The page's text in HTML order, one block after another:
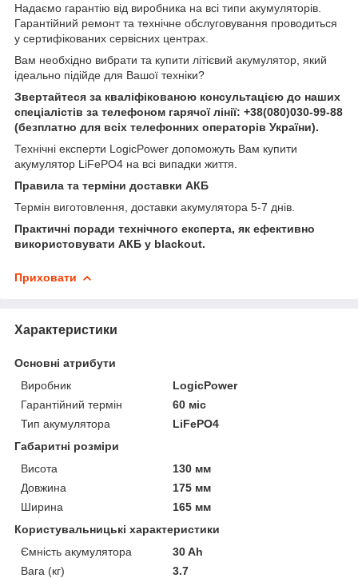
Надаємо гарантію від виробника на всі типи акумуляторів.
Гарантійний ремонт та технічне обслуговування проводиться
у сертифікованих сервісних центрах.
Вам необхідно вибрати та купити літієвий акумулятор, який
ідеально підійде для Вашої техніки?
Звертайтеся за кваліфікованою консультацією до наших
спеціалістів за телефоном гарячої лінії: +38(080)030-99-88
(безплатно для всіх телефонних операторів України).
Технічні експерти LogicPower допоможуть Вам купити
акумулятор LiFePO4 на всі випадки життя.
Правила та терміни доставки АКБ
Термін виготовлення, доставки акумулятора 5-7 днів.
Практичні поради технічного експерта, як ефективно
використовувати АКБ у blackout.
Приховати
Характеристики
Основні атрибути
Виробник
LogicPower
Гарантійний термін
60 міс
Тип акумулятора
LiFePO4
Габаритні розміри
Висота
130 мм
Довжина
175 мм
Ширина
165 мм
Користувальницькі характеристики
Ємність акумулятора
30 Ah
Вага (кг)
3.7